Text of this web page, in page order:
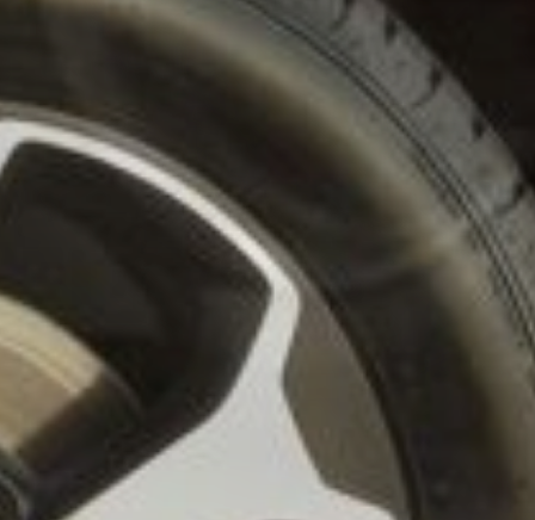
SCOPRI DI PIÙ
AQUISTO DIRETTO
Vuoi vendere la tua vettura? Il nostro personale ti aspetta per
valutare la tua auto ed acquistarla ad un prezzo concordato
SCOPRI DI PIÙ